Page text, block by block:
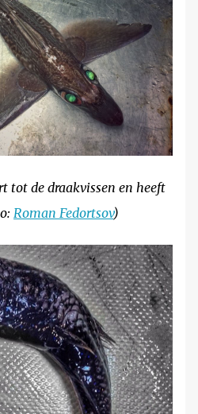
tot de draakvissen en heeft
Roman Fedortsov)